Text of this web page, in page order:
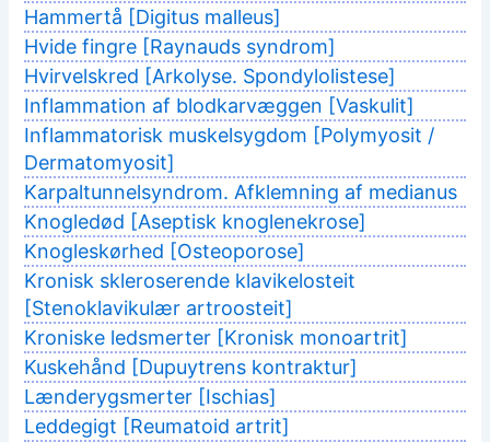
Hammertå [Digitus malleus]
Hvide fingre [Raynauds syndrom]
Hvirvelskred [Arkolyse. Spondylolistese]
Inflammation af blodkarvæggen [Vaskulit]
Inflammatorisk muskelsygdom [Polymyosit /
Dermatomyosit]
Karpaltunnelsyndrom. Afklemning af medianus
Knogledød [Aseptisk knoglenekrose]
Knogleskørhed [Osteoporose]
Kronisk skleroserende klavikelosteit
[Stenoklavikulær artroosteit]
Kroniske ledsmerter [Kronisk monoartrit]
Kuskehånd [Dupuytrens kontraktur]
Lænderygsmerter [Ischias]
Leddegigt [Reumatoid artrit]